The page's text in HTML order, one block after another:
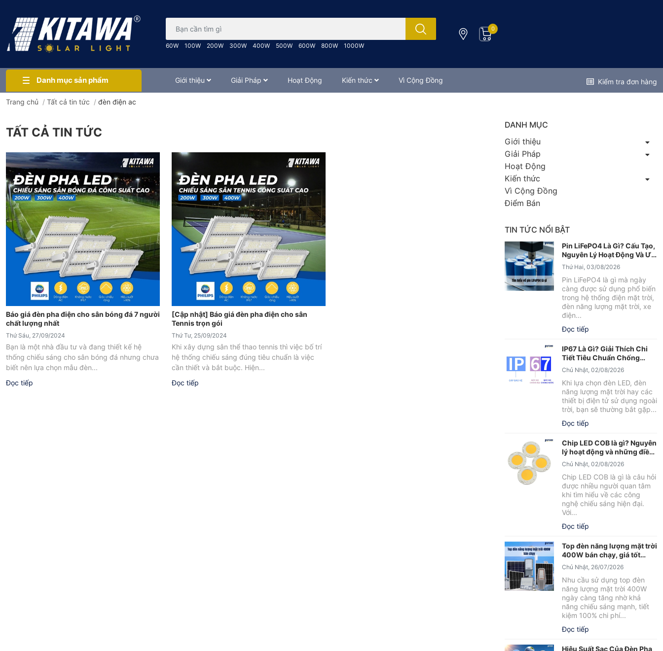
60W 100W 200W 300W 400W 500W 600W 800W 1000W
0
Danh mục sản phẩm Giới thiệu Giải Pháp Hoạt Động Kiến thức Vì Cộng Đồng Kiểm tra đơn hàng
Trang chủ / Tất cả tin tức / đèn điện ac
TẤT CẢ TIN TỨC
Báo giá đèn pha điện cho sân bóng đá 7 người
chất lượng nhất
Thứ Sáu, 27/09/2024
Bạn là một nhà đầu tư và đang thiết kế hệ
thống chiếu sáng cho sân bóng đá nhưng chưa
biết nên lựa chọn mẫu đèn...
Đọc tiếp
[Cập nhật] Báo giá đèn pha điện cho sân
Tennis trọn gói
Thứ Tư, 25/09/2024
Khi xây dựng sân thể thao tennis thì việc bố trí
hệ thống chiếu sáng đúng tiêu chuẩn là việc
cần thiết và bắt buộc. Hiện...
Đọc tiếp
DANH MỤC
Giới thiệu
Giải Pháp
Hoạt Động
Kiến thức
Vì Cộng Đồng
Điểm Bán
TIN TỨC NỔI BẬT
Pin LiFePO4 Là Gì? Cấu Tạo,
Nguyên Lý Hoạt Động Và Ưu
Điểm Nổi Bật
Thứ Hai, 03/08/2026
Pin LiFePO4 là gì mà ngày
càng được sử dụng phổ biến
trong hệ thống điện mặt trời,
đèn năng lượng mặt trời, xe
điện...
Đọc tiếp
IP67 Là Gì? Giải Thích Chi
Tiết Tiêu Chuẩn Chống
Nước IP67
Chủ Nhật, 02/08/2026
Khi lựa chọn đèn LED, đèn
năng lượng mặt trời hay các
thiết bị điện tử sử dụng ngoài
trời, bạn sẽ thường bắt gặp...
Đọc tiếp
Chip LED COB là gì? Nguyên
lý hoạt động và những điều
cần biết
Chủ Nhật, 02/08/2026
Chip LED COB là gì là câu hỏi
được nhiều người quan tâm
khi tìm hiểu về các công
nghệ chiếu sáng hiện đại.
Với...
Đọc tiếp
Top đèn năng lượng mặt trời
400W bán chạy, giá tốt
2026
Chủ Nhật, 26/07/2026
Nhu cầu sử dụng top đèn
năng lượng mặt trời 400W
ngày càng tăng nhờ khả
năng chiếu sáng mạnh, tiết
kiệm 100% chi phí...
Đọc tiếp
Hiệu Suất Sạc Của Đèn Pha